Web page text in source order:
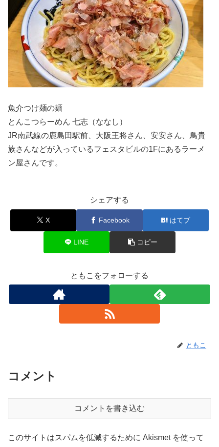
魚介つけ麺の麺
とんこつらーめん 七志（ななし）
JR南武線の鹿島田駅前、大阪王将さん、安安さん、鳥貴
族さんなどが入っているフェスタビルの1Fにあるラーメ
ン屋さんです。
シェアする
X Facebook はてブ
LINE コピー
ともこをフォローする
ともこ
コメント
コメントを書き込む
このサイトはスパムを低減するために Akismet を使って